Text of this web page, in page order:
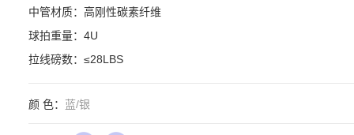
中管材质：高刚性碳素纤维
球拍重量：4U
拉线磅数：≤28LBS
颜 色： 蓝/银